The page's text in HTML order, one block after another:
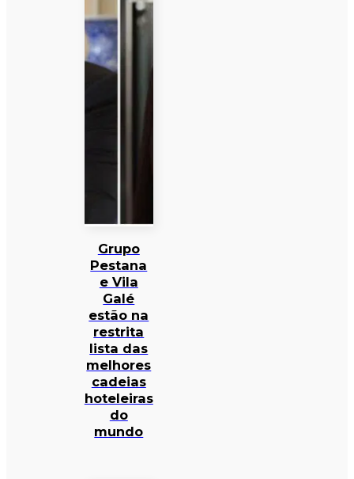
Grupo
Pestana
e Vila
Galé
estão na
restrita
lista das
melhores
cadeias
hoteleiras
do
mundo